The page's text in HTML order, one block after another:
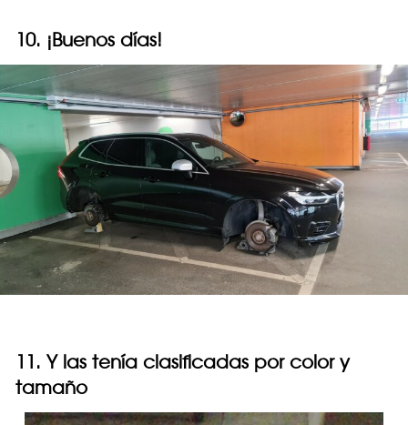
10. ¡Buenos días!
11. Y las tenía clasificadas por color y
tamaño